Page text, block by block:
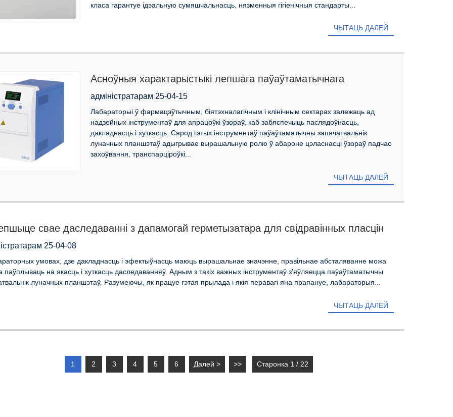
класа гарантуе ідэальную сумяшчальнасць, нязменныя гігіенічныя стандарты...
ЧЫТАЦЬ ДАЛЕЙ
Асноўныя характарыстыкі лепшага паўаўтаматычнага
герметызатара пласцін для свідравін
адміністратарам 25-04-15
Лабараторыі ў фармацэўтычным, біятэхналагічным і клінічным сектарах залежаць ад
надзейных інструментаў для апрацоўкі ўзораў, каб забяспечыць паслядоўнасць,
дакладнасць і хуткасць. Сярод гэтых інструментаў паўаўтаматычны запячатвальнік
луначных планшэтаў адыгрывае вырашальную ролю ў абароне цэласнасці ўзораў падчас
захоўвання, транспарціроўкі...
ЧЫТАЦЬ ДАЛЕЙ
свае даследаванні з дапамогай герметызатара для свідравінных пласцін
25-04-08
умовах, дзе дакладнасць і эфектыўнасць маюць вырашальнае значэнне, правільнае абсталяванне можа
паўплываць на якасць і хуткасць даследаванняў. Адным з такіх важных інструментаў з'яўляецца паўаўтаматычны
луначных планшэтаў. Разумеючы, як працуе гэтая прылада і якія перавагі яна прапануе, лабараторыя...
ЧЫТАЦЬ ДАЛЕЙ
1 2 3 4 5 6 Далей > >> Старонка 1 / 22